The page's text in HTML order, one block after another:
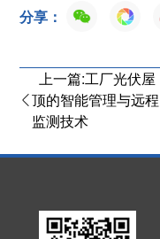
分享：
上一篇:工厂光伏屋
顶的智能管理与远程
监测技术